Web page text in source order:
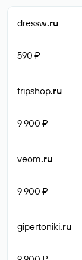
dressw.ru
590 ₽
tripshop.ru
9 900 ₽
veom.ru
9 900 ₽
gipertoniki.ru